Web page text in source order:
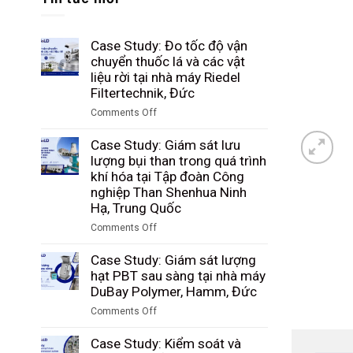
Case Study: Đo tốc độ vận
chuyển thuốc lá và các vật
liệu rời tại nhà máy Riedel
Filtertechnik, Đức
Comments Off
Case
Study:
Đo
độ
vận
chuyển
lá
và
các
vật
rời
Case Study: Giám sát lưu
lượng bụi than trong quá trình
khí hóa tại Tập đoàn Công
nghiệp Than Shenhua Ninh
Hạ, Trung Quốc
Comments Off
Case
Study:
Giám
lưu
bụi
Case Study: Giám sát lượng
hạt PBT sau sàng tại nhà máy
DuBay Polymer, Hamm, Đức
Comments Off
Case
Case Study: Kiểm soát và